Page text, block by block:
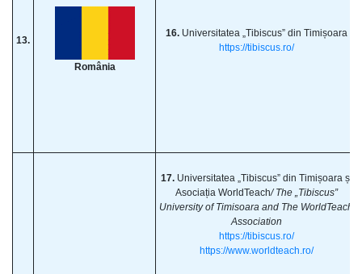
13.
România
16. Universitatea „Tibiscus” din Timișoara
https://tibiscus.ro/
17. Universitatea „Tibiscus” din Timișoara și
Asociația WorldTeach/ The „Tibiscus”
University of Timisoara and The WorldTeach
Association
https://tibiscus.ro/
https://www.worldteach.ro/